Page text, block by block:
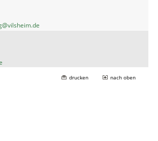
drucken nach oben